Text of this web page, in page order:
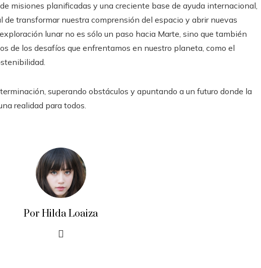
misiones planificadas y una creciente base de ayuda internacional,
transformar nuestra comprensión del espacio y abrir nuevas
lunar no es sólo un paso hacia Marte, sino que también
de los desafíos que enfrentamos en nuestro planeta, como el
superando obstáculos y apuntando a un futuro donde la
realidad para todos.
Por Hilda Loaiza